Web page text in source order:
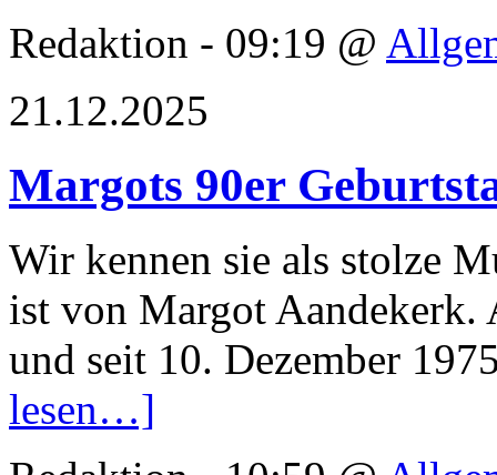
Redaktion - 09:19 @
21.12.2025
Margots 90er
Wir kennen sie als stolze
ist von Margot Aandekerk.
und seit 10. Dezember
lesen…]